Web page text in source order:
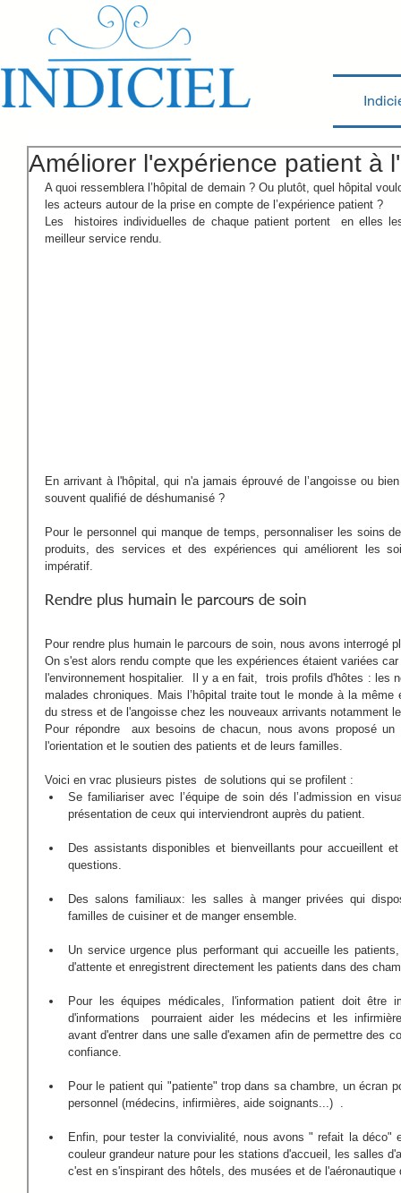
Améliorer l'expérience patient à
A quoi ressemblera l’hôpital de demain ? Ou plutôt, quel hôpital
les acteurs autour de la prise en compte de l’expérience patient ?
Les  histoires individuelles de chaque patient portent  en elles
meilleur service rendu.
En arrivant à l'hôpital, qui n'a jamais éprouvé de l’angoisse ou
souvent qualifié de déshumanisé ?
Pour le personnel qui manque de temps, personnaliser les soins
produits, des services et des expériences qui améliorent les
impératif.
Rendre plus humain le parcours de soin
Pour rendre plus humain le parcours de soin, nous avons interrogé
On s'est alors rendu compte que les expériences étaient variées
l'environnement hospitalier.  Il y a en fait,  trois profils d'hôtes : les
malades chroniques. Mais l’hôpital traite tout le monde à la
du stress et de l'angoisse chez les nouveaux arrivants notamment
Pour répondre  aux besoins de chacun, nous avons proposé
l'orientation et le soutien des patients et de leurs familles.
Voici en vrac plusieurs pistes  de solutions qui se profilent :
Se familiariser avec l’équipe de soin dés l’admission en
présentation de ceux qui interviendront auprès du patient.
Des assistants disponibles et bienveillants pour accueillent
questions.
Des salons familiaux: les salles à manger privées qui
familles de cuisiner et de manger ensemble.
Un service urgence plus performant qui accueille les
d'attente et enregistrent directement les patients dans des
Pour les équipes médicales, l'information patient doit être
d'informations  pourraient aider les médecins et les
avant d'entrer dans une salle d'examen afin de permettre des
confiance.
Pour le patient qui "patiente" trop dans sa chambre, un écran
personnel (médecins, infirmières, aide soignants...)  .
Enfin, pour tester la convivialité, nous avons " refait la déco"
couleur grandeur nature pour les stations d'accueil, les salles
c'est en s'inspirant des hôtels, des musées et de